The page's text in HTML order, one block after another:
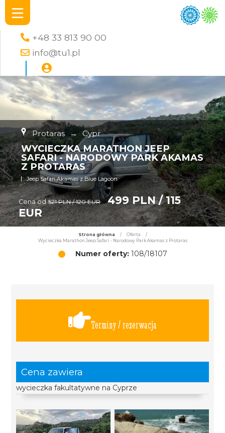
+48 33 813 90 00
info@tu1.pl
Protaras → Cypr
WYCIECZKA MARATHON JEEP
SAFARI - NARODOWY PARK AKAMAS
Z PROTARAS
Jeep Safari Akamas z Blue Lagoon
Cena od 521 PLN / 120 EUR
499 PLN / 115
EUR
Strona główna / Oferta
/
Wycieczka Marathon Jeep Safari - Narodowy Park Akamas z Protaras
Numer oferty:108/18107
Terminy / rezerwacja
Cena zawiera
wycieczka fakultatywne na Cyprze